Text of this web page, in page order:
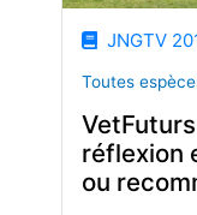
JNGTV
Toutes
réflexion
ou